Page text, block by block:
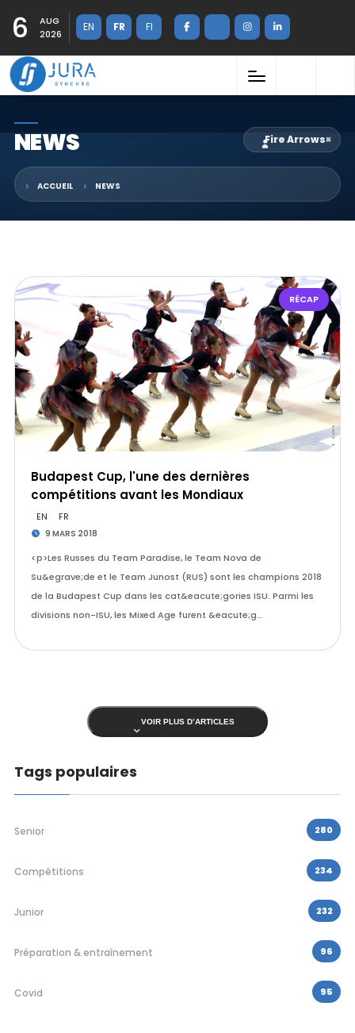
6
AUG
2026
EN FR FI
NEWS Fire Arrows×
ACCUEIL NEWS
RÉCAP
Budapest Cup, l'une des dernières
compétitions avant les Mondiaux
EN FR
9 MARS 2018
<p>Les Russes du Team Paradise, le Team Nova de
Su&egrave;de et le Team Junost (RUS) sont les champions 2018
de la Budapest Cup dans les cat&eacute;gories ISU. Parmi les
divisions non-ISU, les Mixed Age furent &eacute;g…
VOIR PLUS D’ARTICLES
Tags populaires
Senior 280
Compétitions 234
Junior 232
Préparation & entraînement 96
Covid 95